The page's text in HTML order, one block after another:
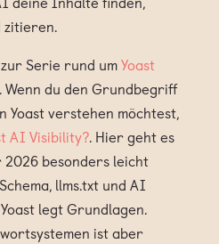
Serie rund umYoast
. Wenn du den Grundbegriff
Yoast verstehen möchtest,
AI Visibility?. Hier geht es
besonders leicht
llms.txt und AI
legt Grundlagen.
ist aber